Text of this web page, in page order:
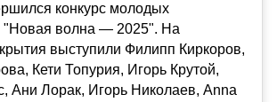
конкурс молодых
"Новая волна — 2025". На
выступили Филипп Киркоров,
Кети Топурия, Игорь Крутой,
Ани Лорак, Игорь Николаев, Anna